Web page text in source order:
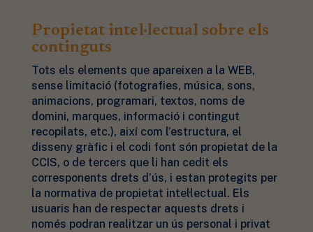
Propietat intel·lectual sobre els
continguts
Tots els elements que apareixen a la WEB,
sense limitació (fotografies, música, sons,
animacions, programari, textos, noms de
domini, marques, informació i contingut
recopilats, etc.), així com l’estructura, el
disseny gràfic i el codi font són propietat de la
CCIS, o de tercers que li han cedit els
corresponents drets d’ús, i estan protegits per
la normativa de propietat intel·lectual. Els
usuaris han de respectar aquests drets i
només podran realitzar un ús personal i privat